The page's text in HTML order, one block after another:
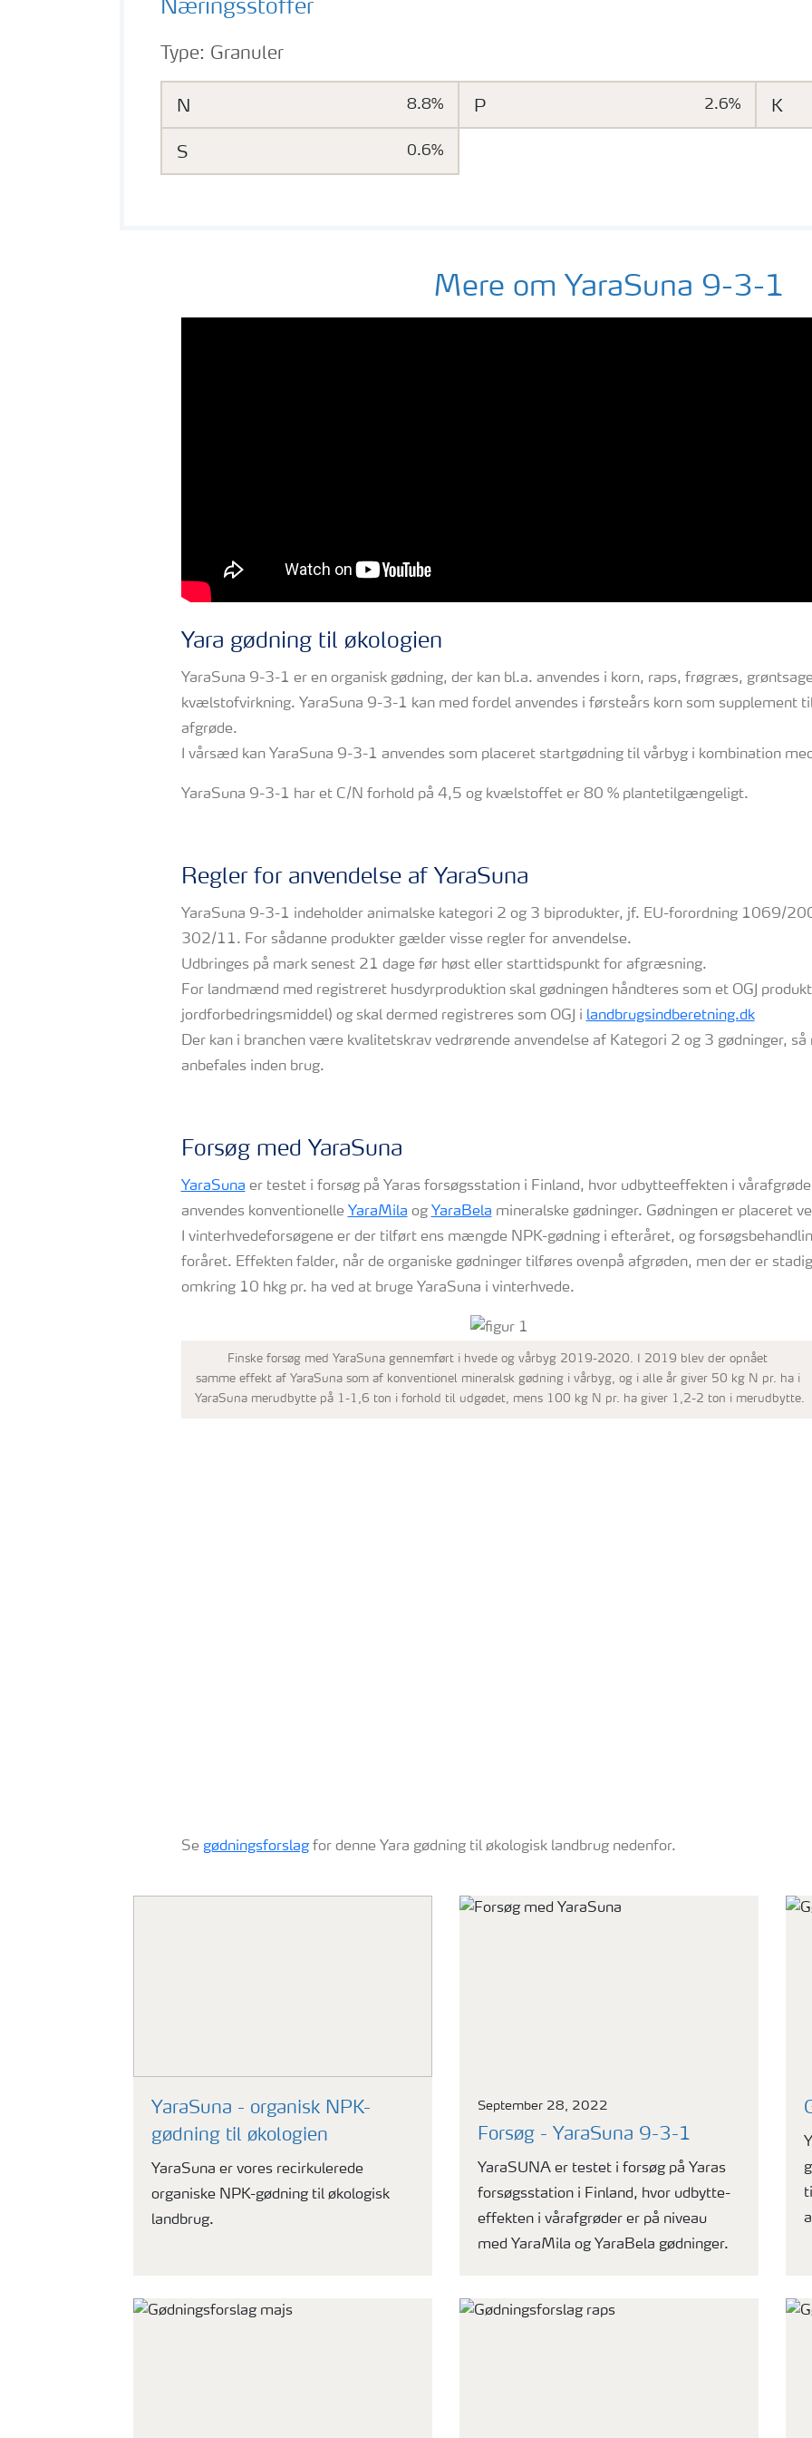
Næringsstoffer
N 8.8% P 2.6% K
S 0.6%
Type: Granuler
Mere om YaraSuna 9-3-1
Yara gødning til økologien
YaraSuna 9-3-1 er en organisk gødning, der kan bl.a. anvendes i korn, raps, frøgræs,
kvælstofvirkning. YaraSuna 9-3-1 kan med fordel anvendes i førsteårs korn som supplement
afgrøde.
I vårsæd kan YaraSuna 9-3-1 anvendes som placeret startgødning til vårbyg i kombination
YaraSuna 9-3-1 har et C/N forhold på 4,5 og kvælstoffet er 80 % plantetilgængeligt.
Regler for anvendelse af YaraSuna
YaraSuna 9-3-1 indeholder animalske kategori 2 og 3 biprodukter, jf. EU-forordning 1069/
302/11. For sådanne produkter gælder visse regler for anvendelse.
Udbringes på mark senest 21 dage før høst eller starttidspunkt for afgræsning.
For landmænd med registreret husdyrproduktion skal gødningen håndteres som et OGJ
jordforbedringsmiddel) og skal dermed registreres som OGJ i landbrugsindberetning.dk
Der kan i branchen være kvalitetskrav vedrørende anvendelse af Kategori 2 og 3 gødninger,
anbefales inden brug.
Forsøg med YaraSuna
YaraSuna er testet i forsøg på Yaras forsøgsstation i Finland, hvor udbytteeffekten i
anvendes konventionelle YaraMila og YaraBela mineralske gødninger. Gødningen er placeret
I vinterhvedeforsøgene er der tilført ens mængde NPK-gødning i efteråret, og
foråret. Effekten falder, når de organiske gødninger tilføres ovenpå afgrøden, men der er
omkring 10 hkg pr. ha ved at bruge YaraSuna i vinterhvede.
Finske forsøg med YaraSuna gennemført i hvede og vårbyg 2019-2020. I 2019 blev der opnået
samme effekt af YaraSuna som af konventionel mineralsk gødning i vårbyg, og i alle år giver 50 kg N pr. ha i
YaraSuna merudbytte på 1-1,6 ton i forhold til udgødet, mens 100 kg N pr. ha giver 1,2-2 ton i merudbytte.
Se gødningsforslagfor denne Yara gødning til økologisk landbrug nedenfor.
YaraSuna - organisk NPK-
gødning til økologien
YaraSuna er vores recirkulerede
organiske NPK-gødning til økologisk
landbrug.
September 28, 2022
Forsøg - YaraSuna 9-3-1
YaraSUNA er testet i forsøg på Yaras
forsøgsstation i Finland, hvor udbytte-
effekten i vårafgrøder er på niveau
med YaraMila og YaraBela gødninger.